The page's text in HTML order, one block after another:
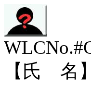
【氏 名】